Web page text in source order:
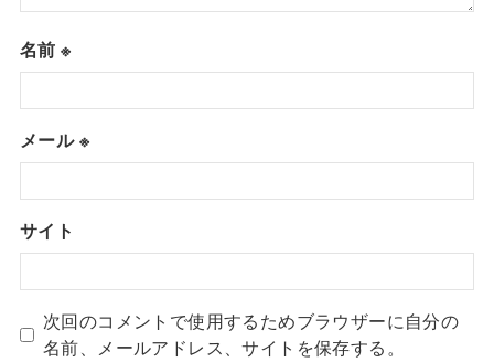
名前※
メール※
サイト
次回のコメントで使用するためブラウザーに自分の
名前、メールアドレス、サイトを保存する。